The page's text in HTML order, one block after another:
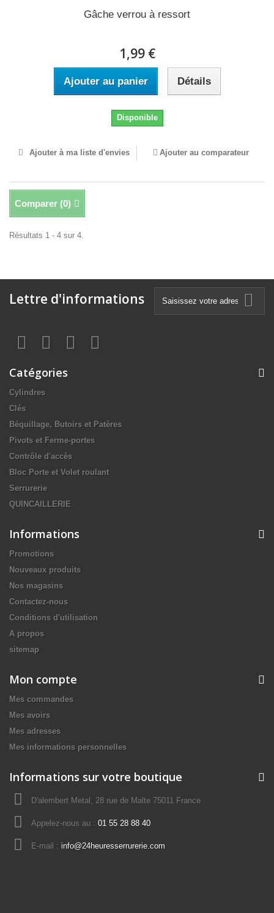
Gâche verrou à ressort
1,99 €
Ajouter au panier Détails
Disponible
Ajouter à ma liste d'envies Ajouter au comparateur
Comparer (0)
Résultats 1 - 4 sur 4.
Lettre d'informations
Catégories
Cylindres
Clés
Béquillage, Butoirs et Patères
Pivots et Ferme-portes
Contrôle d'accès
Bloc Porte et Volet roulant
Serrurerie
QUINCAILLERIE
Informations
Promotions
Nouveaux produits
Nos magasins
Contactez-nous
Conditions d'utilisation
A propos
sitemap
Mon compte
Mes commandes
Mes avoirs
Mes adresses
Mes informations personnelles
Informations sur votre boutique
D'alembert Metal, 28 rue de Malte 75011 France
Appelez-nous au : 01 55 28 88 40
E-mail : info@24heuresserrurerie.com